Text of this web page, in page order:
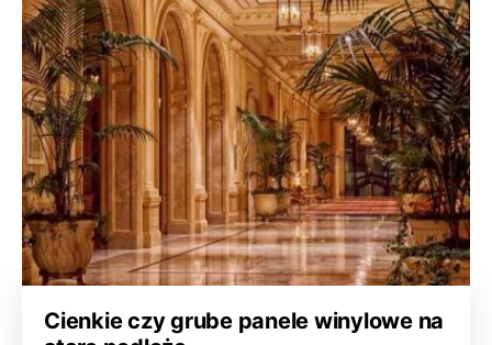
Cienkie czy grube panele winylowe na